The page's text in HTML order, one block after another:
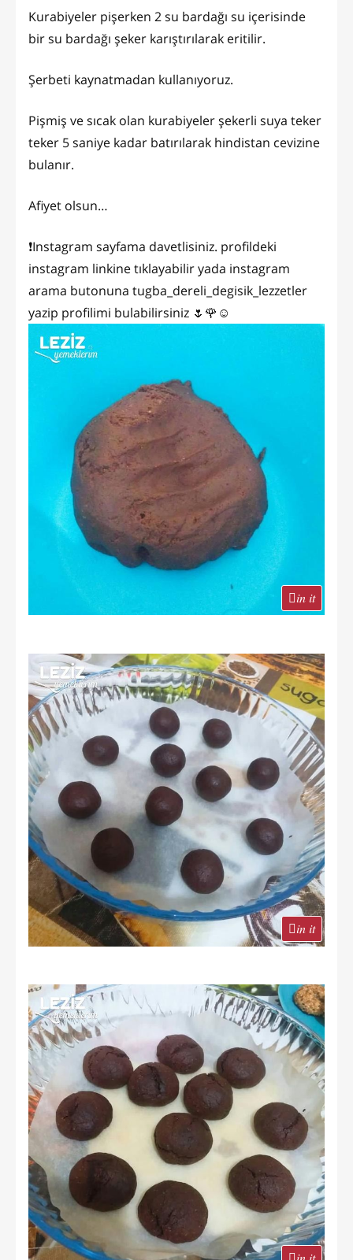
Kurabiyeler pişerken 2 su bardağı su içerisinde
bir su bardağı şeker karıştırılarak eritilir.
Şerbeti kaynatmadan kullanıyoruz.
Pişmiş ve sıcak olan kurabiyeler şekerli suya teker
teker 5 saniye kadar batırılarak hindistan cevizine
bulanır.
Afiyet olsun…
❗Instagram sayfama davetlisiniz. profildeki
instagram linkine tıklayabilir yada instagram
arama butonuna tugba_dereli_degisik_lezzetler
yazip profilimi bulabilirsiniz 🌷🌹☺
in it
in it